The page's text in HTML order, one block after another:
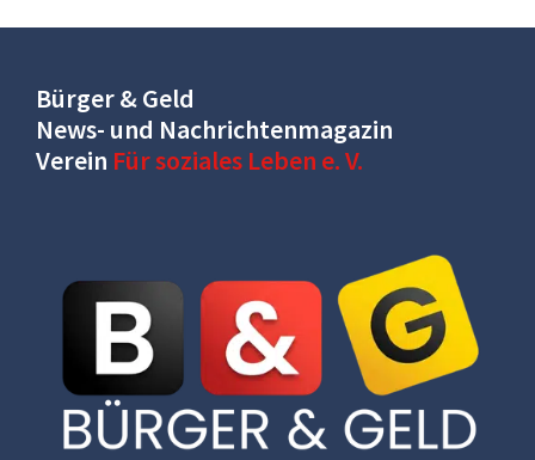
Bürger & Geld
News- und Nachrichtenmagazin
Verein Für soziales Leben e. V.